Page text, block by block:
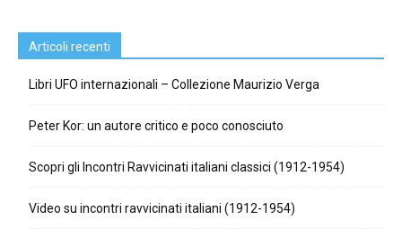
Articoli recenti
Libri UFO internazionali – Collezione Maurizio Verga
Peter Kor: un autore critico e poco conosciuto
Scopri gli Incontri Ravvicinati italiani classici (1912-1954)
Video su incontri ravvicinati italiani (1912-1954)